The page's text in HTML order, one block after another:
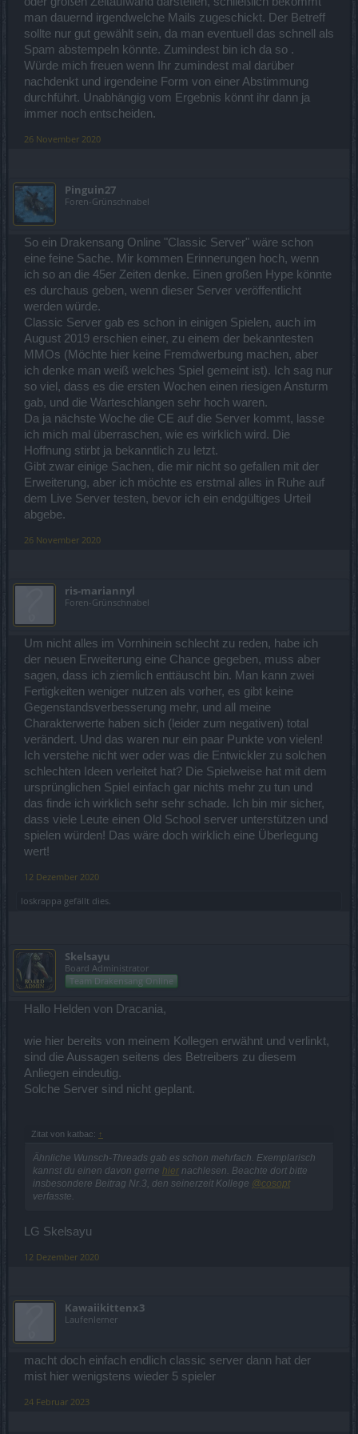
man dauernd irgendwelche Mails zugeschickt. Der Betreff
sollte nur gut gewählt sein, da man eventuell das schnell als
Spam abstempeln könnte. Zumindest bin ich da so .
Würde mich freuen wenn Ihr zumindest mal darüber
nachdenkt und irgendeine Form von einer Abstimmung
durchführt. Unabhängig vom Ergebnis könnt ihr dann ja
immer noch entscheiden.
26 November 2020
Pinguin27
Foren-Grünschnabel
So ein Drakensang Online "Classic Server" wäre schon
eine feine Sache. Mir kommen Erinnerungen hoch, wenn
ich so an die 45er Zeiten denke. Einen großen Hype könnte
es durchaus geben, wenn dieser Server veröffentlicht
werden würde.
Classic Server gab es schon in einigen Spielen, auch im
August 2019 erschien einer, zu einem der bekanntesten
MMOs (Möchte hier keine Fremdwerbung machen, aber
ich denke man weiß welches Spiel gemeint ist). Ich sag nur
so viel, dass es die ersten Wochen einen riesigen Ansturm
gab, und die Warteschlangen sehr hoch waren.
Da ja nächste Woche die CE auf die Server kommt, lasse
ich mich mal überraschen, wie es wirklich wird. Die
Hoffnung stirbt ja bekanntlich zu letzt.
Gibt zwar einige Sachen, die mir nicht so gefallen mit der
Erweiterung, aber ich möchte es erstmal alles in Ruhe auf
dem Live Server testen, bevor ich ein endgültiges Urteil
abgebe.
26 November 2020
ris-mariannyl
Foren-Grünschnabel
Um nicht alles im Vornhinein schlecht zu reden, habe ich
der neuen Erweiterung eine Chance gegeben, muss aber
sagen, dass ich ziemlich enttäuscht bin. Man kann zwei
Fertigkeiten weniger nutzen als vorher, es gibt keine
Gegenstandsverbesserung mehr, und all meine
Charakterwerte haben sich (leider zum negativen) total
verändert. Und das waren nur ein paar Punkte von vielen!
Ich verstehe nicht wer oder was die Entwickler zu solchen
schlechten Ideen verleitet hat? Die Spielweise hat mit dem
ursprünglichen Spiel einfach gar nichts mehr zu tun und
das finde ich wirklich sehr sehr schade. Ich bin mir sicher,
dass viele Leute einen Old School server unterstützen und
spielen würden! Das wäre doch wirklich eine Überlegung
wert!
12 Dezember 2020
loskrappa gefällt dies.
Skelsayu
Board Administrator
Team Drakensang Online
Hallo Helden von Dracania,
wie hier bereits von meinem Kollegen erwähnt und verlinkt,
sind die Aussagen seitens des Betreibers zu diesem
Anliegen eindeutig.
Solche Server sind nicht geplant.
Zitat von katbac: ↑
Ähnliche Wunsch-Threads gab es schon mehrfach. Exemplarisch
kannst du einen davon gerne hier nachlesen. Beachte dort bitte
insbesondere Beitrag Nr.3, den seinerzeit Kollege @cosopt
verfasste.
LG Skelsayu
12 Dezember 2020
Kawaiikittenx3
Laufenlerner
macht doch einfach endlich classic server dann hat der
mist hier wenigstens wieder 5 spieler
24 Februar 2023